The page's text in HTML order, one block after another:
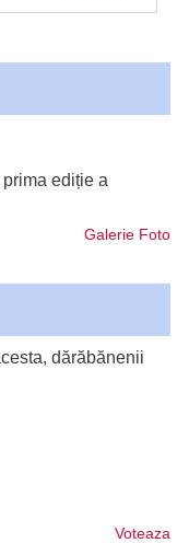
ediție a
Galerie Foto
dărăbănenii
Voteaza